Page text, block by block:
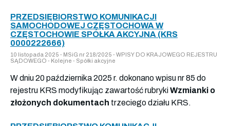
PRZEDSIĘBIORSTWO KOMUNIKACJI
SAMOCHODOWEJ CZĘSTOCHOWA W
CZĘSTOCHOWIE SPÓŁKA AKCYJNA (KRS
0000222666)
10 listopada 2025 - MSiG nr 218/2025 - WPISY DO KRAJOWEGO REJESTRU
SĄDOWEGO - Kolejne - Spółki akcyjne
W dniu 20 października 2025 r. dokonano wpisu nr 85 do
rejestru KRS modyfikując zawartość rubrykiWzmianki o
złożonych dokumentach trzeciego działu KRS.